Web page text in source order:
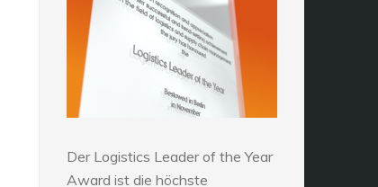
Der Logistics Leader of the Year
Award ist die höchste